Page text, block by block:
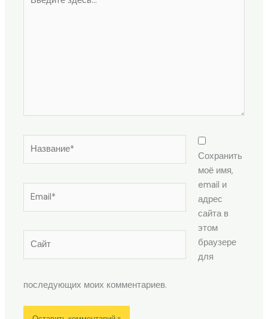
здесь...
Сохранить
моё имя,
email и
адрес
сайта в
этом
браузере
для
последующих моих комментариев.